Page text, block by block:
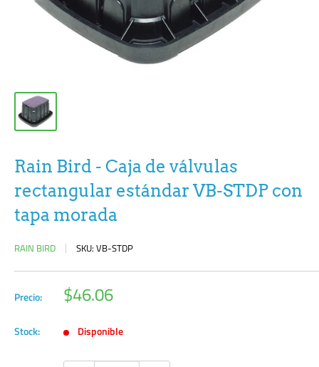
Rain Bird - Caja de válvulas
rectangular estándar VB-STDP con
tapa morada
RAIN BIRD SKU: VB-STDP
Precio: Precio
de
venta
$46.06
Stock: Disponible